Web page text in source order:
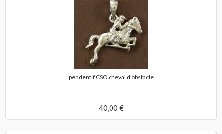
pendentif CSO cheval d'obstacle
40,00 €